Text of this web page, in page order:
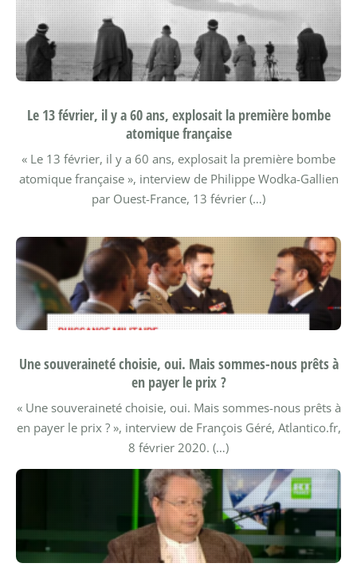
Le 13 février, il y a 60 ans, explosait la première bombe
atomique française
« Le 13 février, il y a 60 ans, explosait la première bombe
atomique française », interview de Philippe Wodka-Gallien
par Ouest-France, 13 février (…)
Une souveraineté choisie, oui. Mais sommes-nous prêts à
en payer le prix ?
« Une souveraineté choisie, oui. Mais sommes-nous prêts à
en payer le prix ? », interview de François Géré, Atlantico.fr,
8 février 2020. (…)